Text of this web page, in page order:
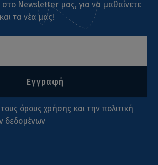
Newsletter μας, για να μαθαίνετε
τα νέα μας!
Εγγραφή
όρους χρήσης και τηνπολιτική
δεδομένων